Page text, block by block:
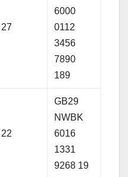
27
6000
0112
3456
7890
189
22
GB29
NWBK
6016
1331
9268 19